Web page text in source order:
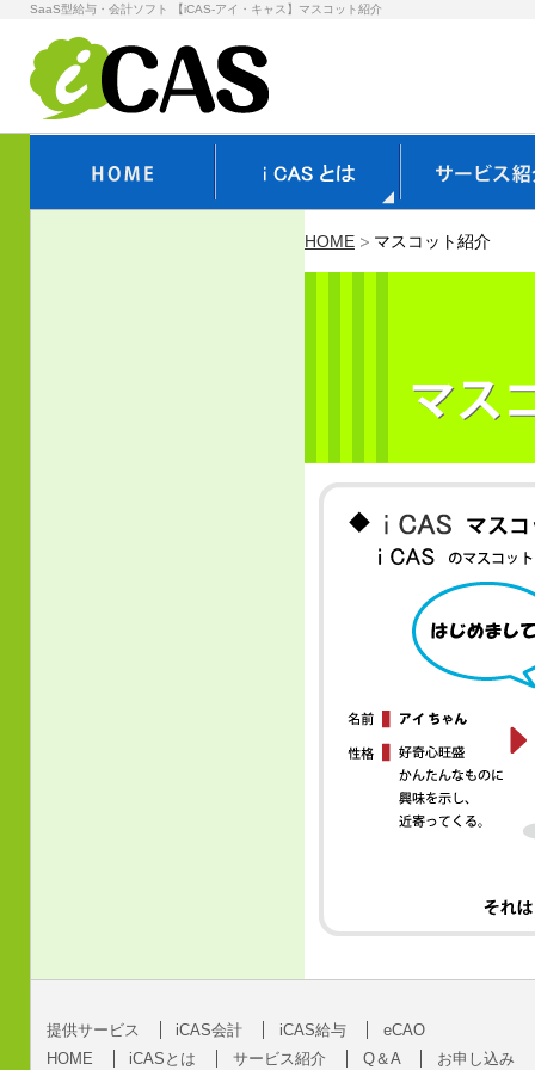
SaaS型給与・会計ソフト 【iCAS-アイ・キャス】マスコット紹介
HOME マスコット紹介
提供サービス iCAS会計 iCAS給与
eCAO
HOME
iCASとは サービス紹介 Q＆A
お申し込み